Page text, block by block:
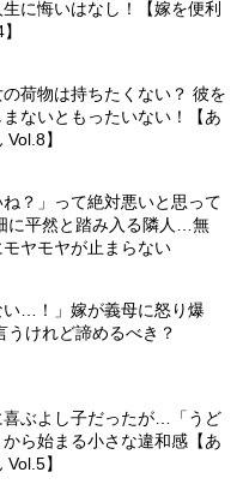
に悔いはなし！【嫁を便利
荷物は持ちたくない？ 彼を
ないともったいない！【あ
】
ね？」って絶対悪いと思って
に平然と踏み入る隣人…無
ヤモヤが止まらない
い…！」嫁が義母に怒り爆
けれど諦めるべき？
喜ぶよし子だったが…「うど
ら始まる小さな違和感【あ
】